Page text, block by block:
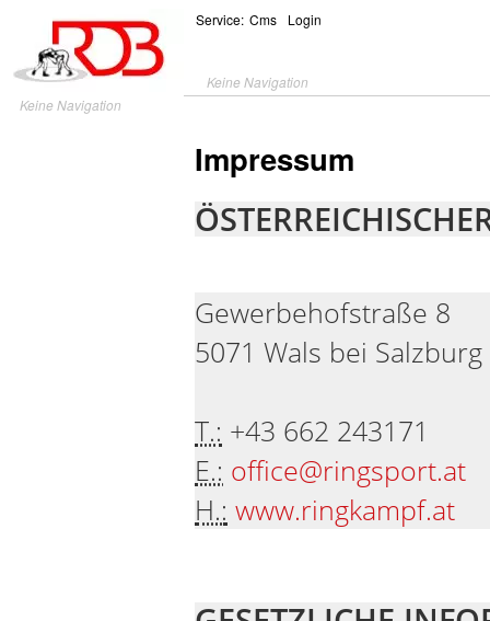
Keine Navigation
Service: Cms Login
Keine Navigation
Impressum
Gewerbehofstraße 8
5071 Wals bei Salzburg
T.: +43 662 243171
E.: office@ringsport.at
H.: www.ringkampf.at